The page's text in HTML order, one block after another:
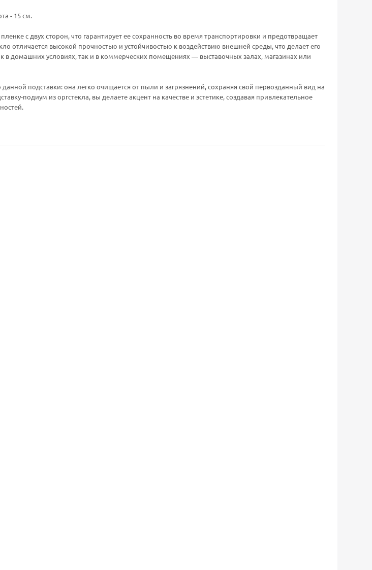
- 15 см.
с двух сторон, что гарантирует ее сохранность во время транспортировки и предотвращает
отличается высокой прочностью и устойчивостью к воздействию внешней среды, что делает его
домашних условиях, так и в коммерческих помещениях — выставочных залах, магазинах или
подставки: она легко очищается от пыли и загрязнений, сохраняя свой первозданный вид на
подиум из оргстекла, вы делаете акцент на качестве и эстетике, создавая привлекательное